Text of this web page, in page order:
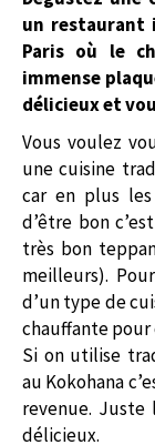
un restaurant
Paris où le
immense
délicieux et
Vous voulez
une cuisine
car en plus
d’être bon
très bon
meilleurs).
d’un type de
chauffante pour
Si on utilise
au Kokohana
revenue.
délicieux.